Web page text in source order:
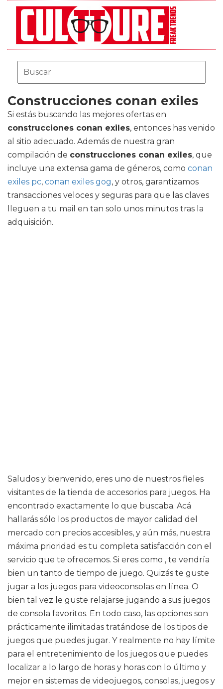
Construcciones conan exiles
Si estás buscando las mejores ofertas en
construcciones conan exiles, entonces has venido
al sitio adecuado. Además de nuestra gran
compilación de construcciones conan exiles, que
incluye una extensa gama de géneros, como conan
exiles pc, conan exiles gog, y otros, garantizamos
transacciones veloces y seguras para que las claves
lleguen a tu mail en tan solo unos minutos tras la
adquisición.
Saludos y bienvenido, eres uno de nuestros fieles
visitantes de la tienda de accesorios para juegos. Ha
encontrado exactamente lo que buscaba. Acá
hallarás sólo los productos de mayor calidad del
mercado con precios accesibles, y aún más, nuestra
máxima prioridad es tu completa satisfacción con el
servicio que te ofrecemos. Si eres como , te vendría
bien un tanto de tiempo de juego. Quizás te guste
jugar a los juegos para videoconsolas en línea. O
bien tal vez le guste relajarse jugando a sus juegos
de consola favoritos. En todo caso, las opciones son
prácticamente ilimitadas tratándose de los tipos de
juegos que puedes jugar. Y realmente no hay límite
para el entretenimiento de los juegos que puedes
localizar a lo largo de horas y horas con lo último y
mejor en sistemas de videojuegos, consolas, juegos y